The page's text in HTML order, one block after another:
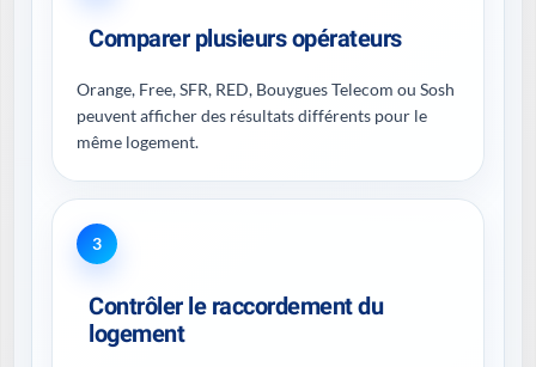
Comparer plusieurs opérateurs
Orange, Free, SFR, RED, Bouygues Telecom ou Sosh
peuvent afficher des résultats différents pour le
même logement.
3
Contrôler le raccordement du
logement